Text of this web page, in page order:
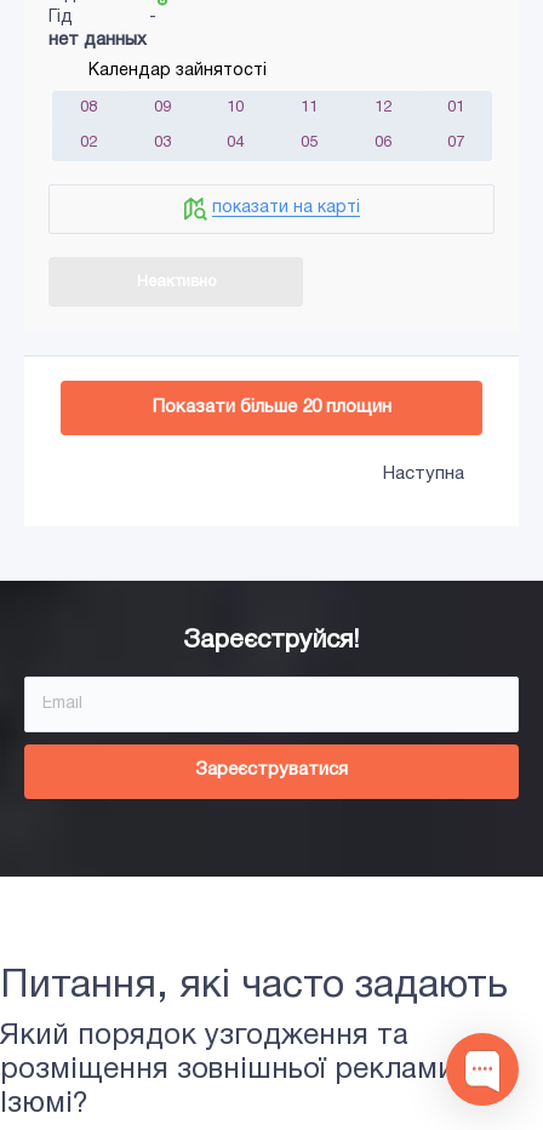
Гід
-
нет данных
Календар зайнятості
08 09 10 11 12 01
02 03 04 05 06 07
показати на карті
Додати в кошик
Показати більше 20 площин
Наступна
Зареєструйся!
Зареєструватися
Питання, які часто задають
Який порядок узгодження та
розміщення зовнішньої реклами у
Ізюмі?